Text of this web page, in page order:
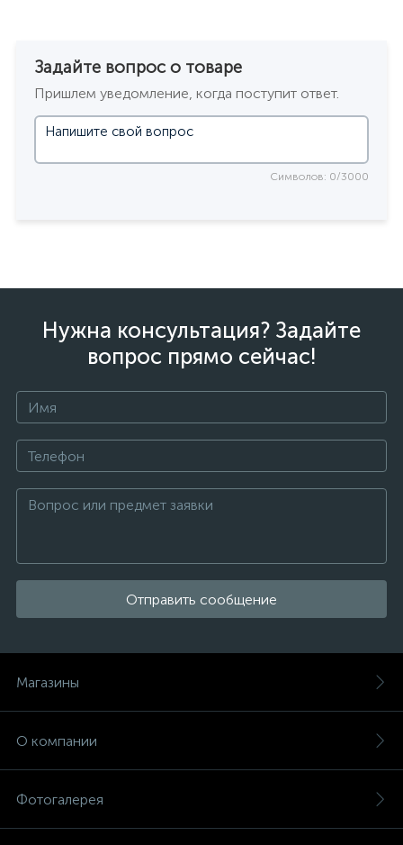
Задайте вопрос о товаре
Пришлем уведомление, когда поступит ответ.
Символов: 0/3000
Нужна консультация? Задайте
вопрос прямо сейчас!
Отправить сообщение
Магазины
О компании
Фотогалерея